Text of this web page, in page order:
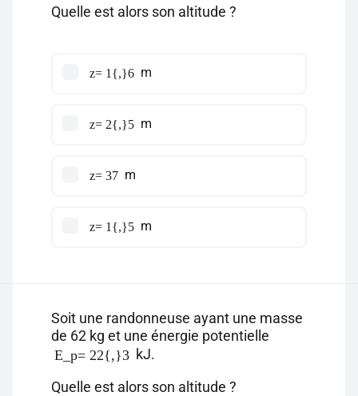
Quelle est alors son altitude ?
z= 1{,}6 m
z= 2{,}5 m
z= 37 m
z= 1{,}5 m
Soit une randonneuse ayant une masse
de 62 kg et une énergie potentielle
E_p= 22{,}3 kJ.
Quelle est alors son altitude ?